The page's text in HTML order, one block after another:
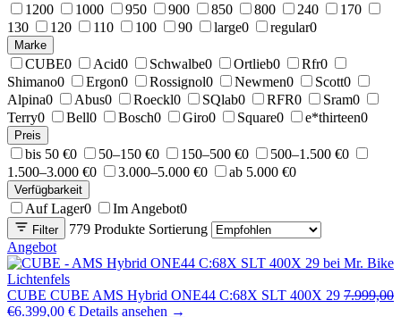
1200 1000 950 900 850 800 240 170
130 120 110 100 90 large0 regular0
Marke
CUBE0 Acid0 Schwalbe0 Ortlieb0 Rfr0
Shimano0 Ergon0 Rossignol0 Newmen0 Scott0
Alpina0 Abus0 Roeckl0 SQlab0 RFR0 Sram0
Terry0 Bell0 Bosch0 Giro0 Square0 e*thirteen0
Preis
bis 50 €0 50–150 €0 150–500 €0 500–1.500 €0
1.500–3.000 €0 3.000–5.000 €0 ab 5.000 €0
Verfügbarkeit
Auf Lager0 Im Angebot0
Filter 779 Produkte Sortierung
Angebot
CUBE CUBE AMS Hybrid ONE44 C:68X SLT 400X 29 7.999,00
€6.399,00 € Details ansehen →